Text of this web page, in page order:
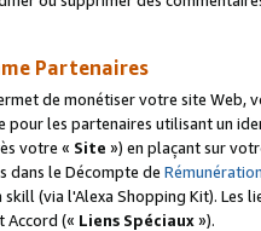
Partenaires
de monétiser votre site Web,
pour les partenaires utilisant un
votre « Site ») en plaçant sur
dans le Décompte de
skill (via l'Alexa Shopping Kit).
Accord (« Liens Spéciaux»).